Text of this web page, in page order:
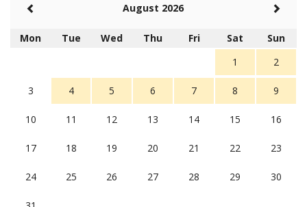
Rambu (rambu03@gmail.com)
Berita Polres Sumba Barat Mantap
5 tahun Yang lalu
Balas
16
August 2026
Mon Tue Wed Thu Fri Sat
Sun
1
2
3 4 5 6 7 8 9
10 11 12 13 14 15 16
17 18 19 20 21 22 23
24 25 26 27 28 29 30